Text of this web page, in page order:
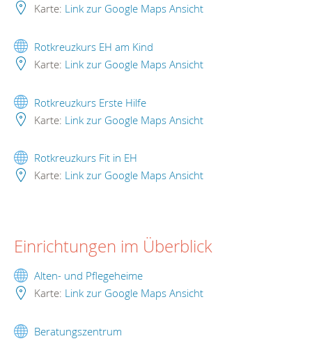
Karte: Link zur Google Maps Ansicht
Rotkreuzkurs EH am Kind
Karte: Link zur Google Maps Ansicht
Rotkreuzkurs Erste Hilfe
Karte: Link zur Google Maps Ansicht
Rotkreuzkurs Fit in EH
Karte: Link zur Google Maps Ansicht
Einrichtungen im Überblick
Alten- und Pflegeheime
Karte: Link zur Google Maps Ansicht
Beratungszentrum